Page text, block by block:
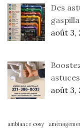
Des
août 3,
août 3,
ambiance cosy